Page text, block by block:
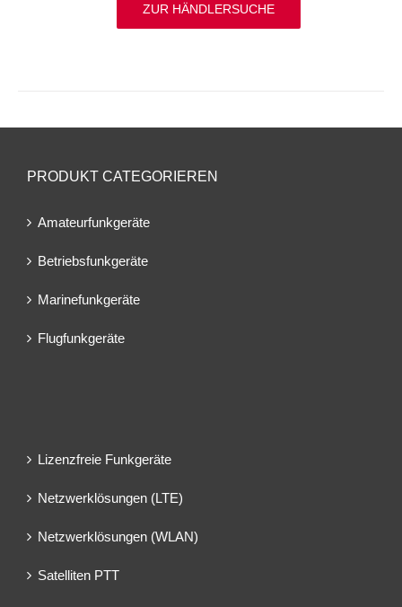
ZUR HÄNDLERSUCHE
PRODUKT CATEGORIEREN
Amateurfunkgeräte
Betriebsfunkgeräte
Marinefunkgeräte
Flugfunkgeräte
Lizenzfreie Funkgeräte
Netzwerklösungen (LTE)
Netzwerklösungen (WLAN)
Satelliten PTT